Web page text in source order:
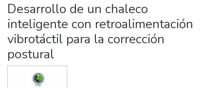
Desarrollo de un chaleco
inteligente con retroalimentación
vibrotáctil para la corrección
postural